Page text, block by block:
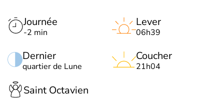
Journée
-2 min
Dernier
quartier de Lune
Lever
06h39
Coucher
21h04
Saint Octavien